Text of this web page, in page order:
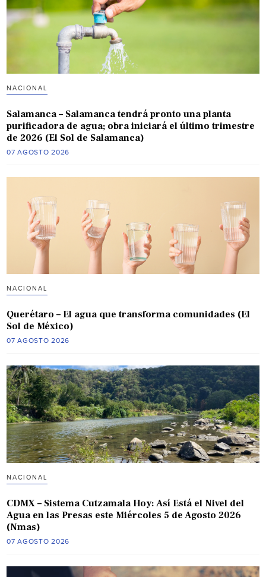
NACIONAL
Salamanca – Salamanca tendrá pronto una planta
purificadora de agua; obra iniciará el último trimestre
de 2026 (El Sol de Salamanca)
07 AGOSTO 2026
NACIONAL
Querétaro – El agua que transforma comunidades (El
Sol de México)
07 AGOSTO 2026
NACIONAL
CDMX – Sistema Cutzamala Hoy: Así Está el Nivel del
Agua en las Presas este Miércoles 5 de Agosto 2026
(Nmas)
07 AGOSTO 2026